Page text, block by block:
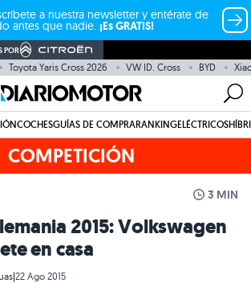
a nuestra newsletter y entérate de
antes que nadie. ¡Es GRATIS!
POR
Toyota Yaris Cross 2026 VW ID. Cross BYD
COCHESGUÍAS DE COMPRARANKINGELÉCTRICOS
COMPETICIÓN
3 MIN
2015: Volkswagen
en casa
|22 Ago 2015